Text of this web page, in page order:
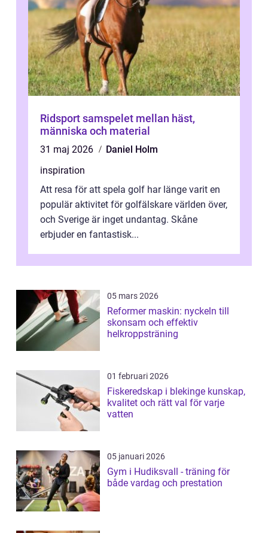
Ridsport samspelet mellan häst,
människa och material
31 maj 2026
Daniel Holm
inspiration
Att resa för att spela golf har länge varit en
populär aktivitet för golfälskare världen över,
och Sverige är inget undantag. Skåne
erbjuder en fantastisk...
05 mars 2026
Reformer maskin: nyckeln till
skonsam och effektiv
helkroppsträning
01 februari 2026
Fiskeredskap i blekinge kunskap,
kvalitet och rätt val för varje
vatten
05 januari 2026
Gym i Hudiksvall - träning för
både vardag och prestation